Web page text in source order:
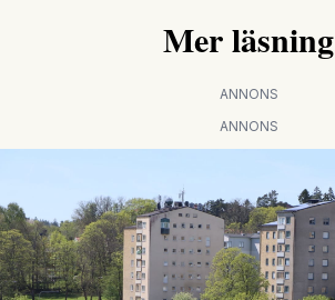
Mer läsning
ANNONS
ANNONS